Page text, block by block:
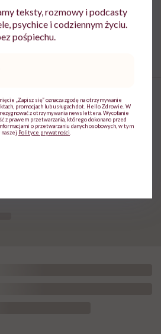
że w przypadku
zdrowiem należy bezwzględnie
z lekarzem.
doula? Żaneta
woli osoby
teksty, rozmowy i podcasty
psychice i codziennym życiu.
pośpiechu.
„Zapisz się” oznacza zgodę na otrzymywanie
promocjach lub usługach dot. Hello Zdrowie. W
z otrzymywania newslettera. Wycofanie
z prawem przetwarzania, którego dokonano przed
o przetwarzaniu danych osobowych, w tym
naszej Polityce prywatności